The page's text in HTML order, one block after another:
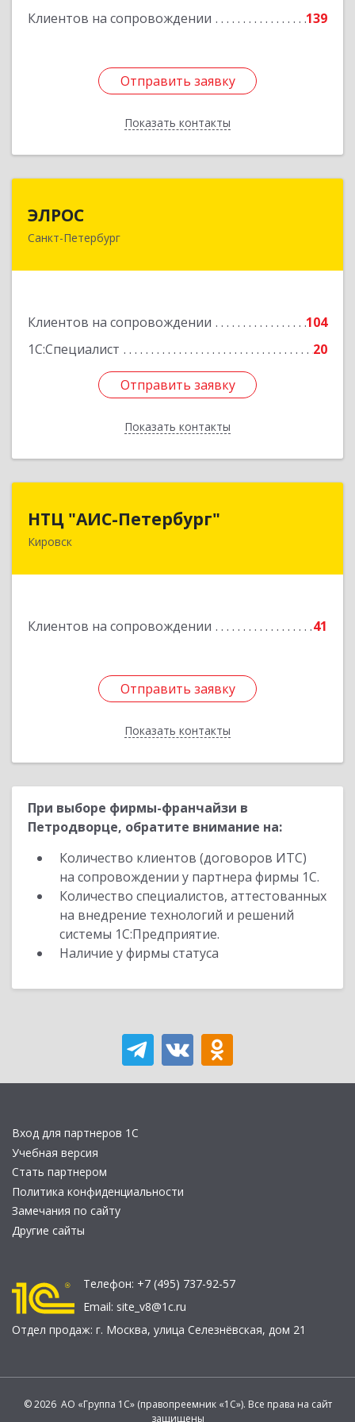
Клиентов на сопровождении 139
Отправить заявку
Показать контакты
Подробнее
Отправить заявку
Назад
ЭЛРОС
Санкт-Петербург
Клиентов на сопровождении
104
1С:Специалист
20
Отправить заявку
Показать контакты
191024, Санкт-Петербург г, Тележная ул, дом №
Отправить заявку
Назад
НТЦ "АИС-Петербург"
Кировск
Клиентов на сопровождении 41
Отправить заявку
Показать контакты
НТЦ "АИС-Петербург"
187342, Ленинградская обл, Кировск г, р-н
Отправить заявку
Назад
При выборе фирмы-франчайзи в
Петродворце, обратите внимание на:
Количество клиентов (договоров ИТС)
на сопровождении у партнера фирмы 1С.
Количество специалистов, аттестованных
на внедрение технологий и решений
системы 1С:Предприятие.
Наличие у фирмы статуса
Вход для партнеров 1С
Учебная версия
Стать партнером
Политика конфиденциальности
Замечания по сайту
Другие сайты
Телефон: +7 (495) 737-92-57
Email: site_v8@1c.ru
Отдел продаж: г. Москва, улица Селезнёвская, дом 21
© 2026 АО «Группа 1С» (правопреемник «1С»). Все права на сайт
защищены